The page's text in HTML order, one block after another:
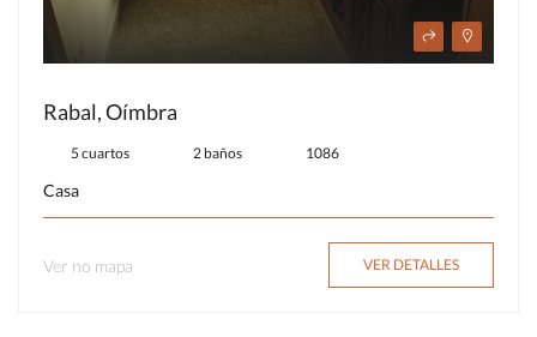
Rabal, Oímbra
5 cuartos 2 baños 1086
Casa
Ver no mapa VER DETALLES